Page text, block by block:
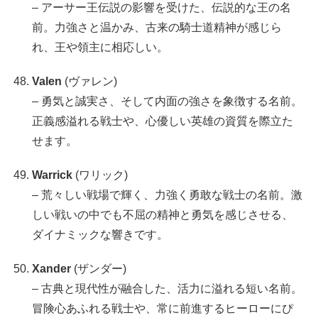
– アーサー王伝説の影響を受けた、伝説的な王の名
前。力強さと温かみ、古来の騎士道精神が感じら
れ、王や領主に相応しい。
Valen (ヴァレン)
– 勇気と誠実さ、そして内面の強さを象徴する名前。
正義感溢れる戦士や、心優しい英雄の資質を際立た
せます。
Warrick (ワリック)
– 荒々しい戦場で輝く、力強く勇敢な戦士の名前。激
しい戦いの中でも不屈の精神と勇気を感じさせる、
ダイナミックな響きです。
Xander (ザンダー)
– 古典と現代性が融合した、活力に溢れる短い名前。
冒険心あふれる戦士や、常に前進するヒーローにぴ